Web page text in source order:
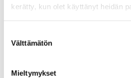
kerätty, kun olet käyttänyt heidän
valinta
Välttämätön
Mieltymykset
136.29€ /kpl (alv. 0%)